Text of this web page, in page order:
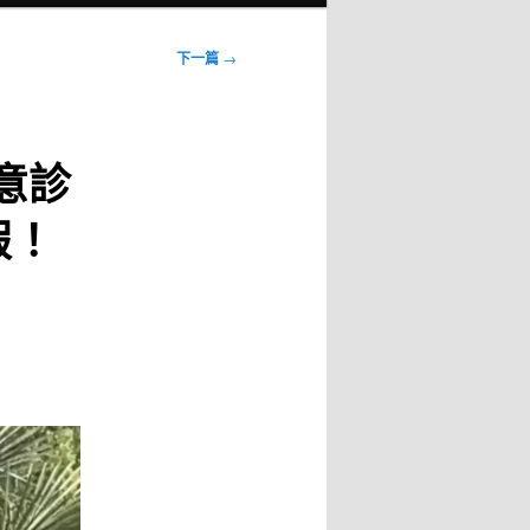
下一篇 →
診